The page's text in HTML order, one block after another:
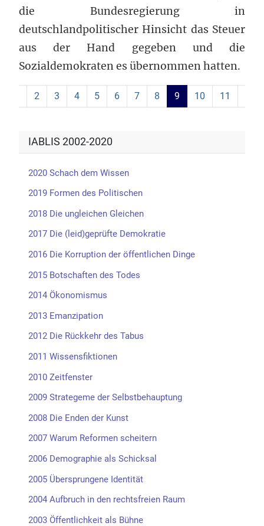
die Bundesregierung in
deutschlandpolitischer Hinsicht das Steuer
aus der Hand gegeben und die
Sozialdemokraten es übernommen hatten.
2 3 4 5 6 7 8 9 10 11
IABLIS 2002-2020
2020 Schach dem Wissen
2019 Formen des Politischen
2018 Die ungleichen Gleichen
2017 Die (leid)geprüfte Demokratie
2016 Die Korruption der öffentlichen Dinge
2015 Botschaften des Todes
2014 Ökonomismus
2013 Emanzipation
2012 Die Rückkehr des Tabus
2011 Wissensfiktionen
2010 Zeitfenster
2009 Strategeme der Selbstbehauptung
2008 Die Enden der Kunst
2007 Warum Reformen scheitern
2006 Demographie als Schicksal
2005 Übersprungene Identität
2004 Aufbruch in den rechtsfreien Raum
2003 Öffentlichkeit als Bühne